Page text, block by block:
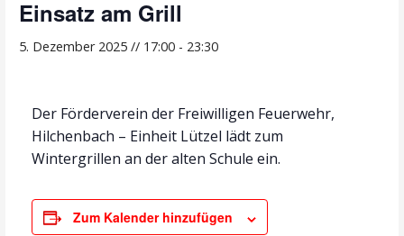
Einsatz am Grill
5. Dezember 2025 // 17:00- 23:30
Der Förderverein der Freiwilligen Feuerwehr,
Hilchenbach – Einheit Lützel lädt zum
Wintergrillen an der alten Schule ein.
Zum Kalender hinzufügen